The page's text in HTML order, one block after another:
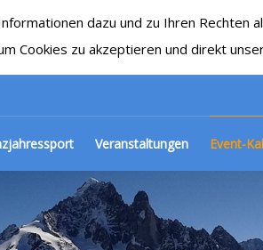
1929
Veranstaltungen Event-
dazu und zu Ihren Rechten
Cookies zu akzeptieren und direkt